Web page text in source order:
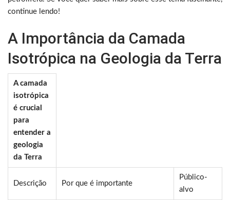
continue lendo!
A Importância da Camada
Isotrópica na Geologia da Terra
A camada
isotrópica
é crucial
para
entender a
geologia
da Terra
Descrição Por que é importante
Público-
alvo